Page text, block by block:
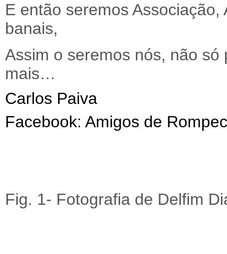
E então seremos
banais,
Assim o seremos nós, não
mais…
Carlos Paiva
Facebook: Amigos de
Fig. 1- Fotografia de Delfim